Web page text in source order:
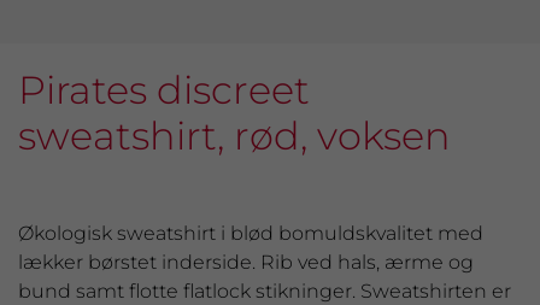
Pirates discreet
sweatshirt, rød, voksen
Økologisk sweatshirt i blød bomuldskvalitet med
lækker børstet inderside. Rib ved hals, ærme og
bund samt flotte flatlock stikninger. Sweatshirten er